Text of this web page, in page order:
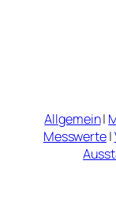
Allgemein|
Messwerte|